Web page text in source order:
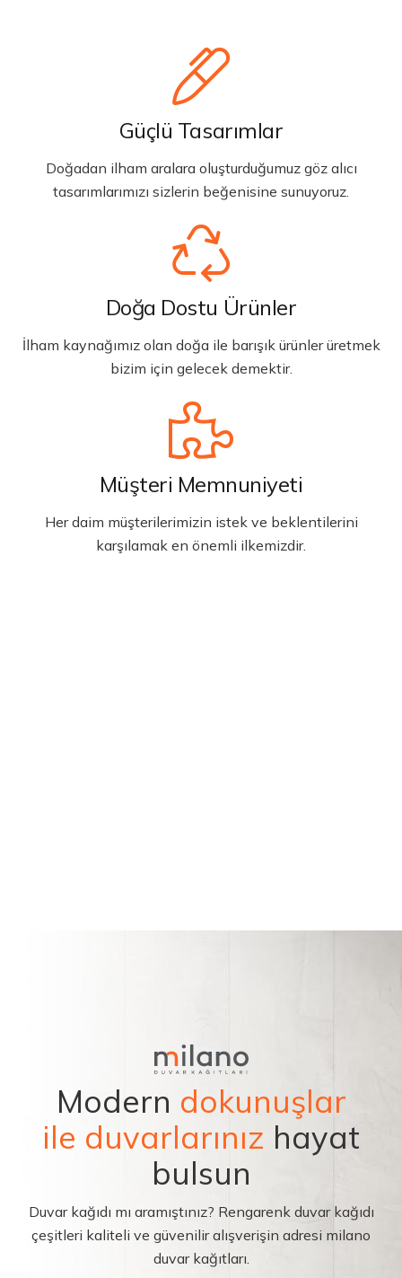
Güçlü Tasarımlar
Doğadan ilham aralara oluşturduğumuz göz alıcı
tasarımlarımızı sizlerin beğenisine sunuyoruz.
Doğa Dostu Ürünler
İlham kaynağımız olan doğa ile barışık ürünler üretmek
bizim için gelecek demektir.
Müşteri Memnuniyeti
Her daim müşterilerimizin istek ve beklentilerini
karşılamak en önemli ilkemizdir.
Modern dokunuşlar
ile duvarlarınız hayat
bulsun
Duvar kağıdı mı aramıştınız? Rengarenk duvar kağıdı
çeşitleri kaliteli ve güvenilir alışverişin adresi milano
duvar kağıtları.